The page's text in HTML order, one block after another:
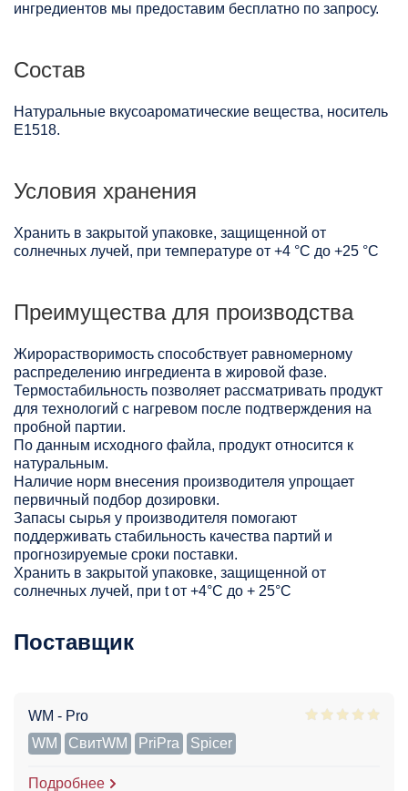
ингредиентов мы предоставим бесплатно по запросу.
Состав
Натуральные вкусоароматические вещества, носитель
Е1518.
Условия хранения
Хранить в закрытой упаковке, защищенной от
солнечных лучей, при температуре от +4 °C до +25 °C
Преимущества для производства
Жирорастворимость способствует равномерному
распределению ингредиента в жировой фазе.
Термостабильность позволяет рассматривать продукт
для технологий с нагревом после подтверждения на
пробной партии.
По данным исходного файла, продукт относится к
натуральным.
Наличие норм внесения производителя упрощает
первичный подбор дозировки.
Запасы сырья у производителя помогают
поддерживать стабильность качества партий и
прогнозируемые сроки поставки.
Хранить в закрытой упаковке, защищенной от
солнечных лучей, при t от +4°C до + 25°С
Поставщик
WM - Pro
WM
СвитWM PriPra Spicer
Подробнее